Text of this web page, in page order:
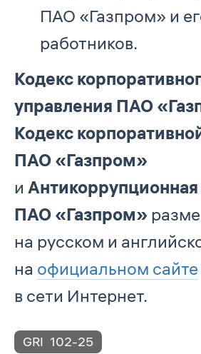
ПАО «Газпром» и
работников.
Кодекс
управления ПАО
Кодекс
ПАО «Газпром»
и
ПАО «Газпром»
на русском и
на официальном сайте
в сети Интернет.
GRI 102-25